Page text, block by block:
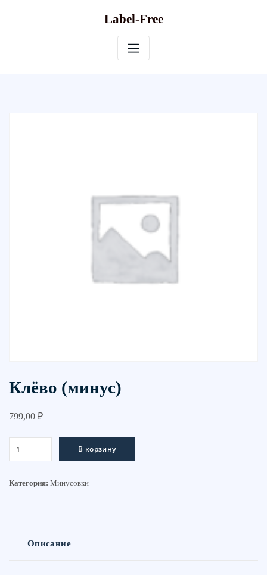
Label-Free
Клёво (минус)
799,00 ₽
(минус)
В корзину
Категория: Минусовки
Описание